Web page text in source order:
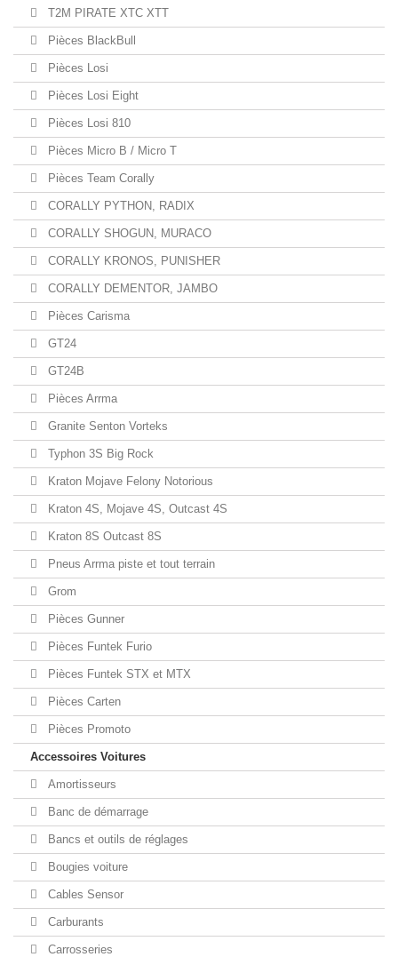
T2M PIRATE XTC XTT
Pièces BlackBull
Pièces Losi
Pièces Losi Eight
Pièces Losi 810
Pièces Micro B / Micro T
Pièces Team Corally
CORALLY PYTHON, RADIX
CORALLY SHOGUN, MURACO
CORALLY KRONOS, PUNISHER
CORALLY DEMENTOR, JAMBO
Pièces Carisma
GT24
GT24B
Pièces Arrma
Granite Senton Vorteks
Typhon 3S Big Rock
Kraton Mojave Felony Notorious
Kraton 4S, Mojave 4S, Outcast 4S
Kraton 8S Outcast 8S
Pneus Arrma piste et tout terrain
Grom
Pièces Gunner
Pièces Funtek Furio
Pièces Funtek STX et MTX
Pièces Carten
Pièces Promoto
Accessoires Voitures
Amortisseurs
Banc de démarrage
Bancs et outils de réglages
Bougies voiture
Cables Sensor
Carburants
Carrosseries